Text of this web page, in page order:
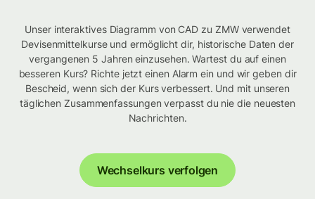
Unser interaktives Diagramm von CAD zu ZMW verwendet
Devisenmittelkurse und ermöglicht dir, historische Daten der
vergangenen 5 Jahren einzusehen. Wartest du auf einen
besseren Kurs? Richte jetzt einen Alarm ein und wir geben dir
Bescheid, wenn sich der Kurs verbessert. Und mit unseren
täglichen Zusammenfassungen verpasst du nie die neuesten
Nachrichten.
Wechselkurs verfolgen